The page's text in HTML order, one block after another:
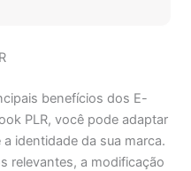
benefícios dos E-
PLR, você pode adaptar
identidade da sua marca.
relevantes, a modificação